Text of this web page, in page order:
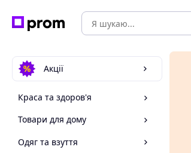
Акції
Краса та здоров'я
Товари для дому
Одяг та взуття